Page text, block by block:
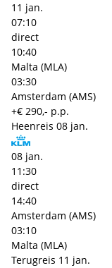
11 jan.
07:10
direct
10:40
Malta (MLA)
03:30
Amsterdam (AMS)
+€ 290,- p.p.
Heenreis 08 jan.
08 jan.
11:30
direct
14:40
Amsterdam (AMS)
03:10
Malta (MLA)
Terugreis 11 jan.